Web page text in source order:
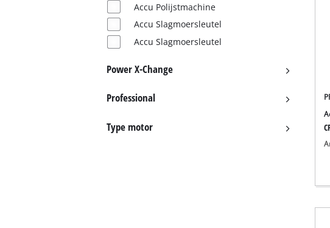
Accu Polijstmachine
Accu Slagmoersleutel
Accu Slagmoersleutel
Power X-Change
Professional
Type motor